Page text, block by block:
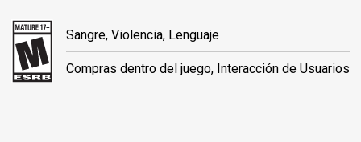
Sangre, Violencia, Lenguaje
Compras dentro del juego, Interacción de Usuarios